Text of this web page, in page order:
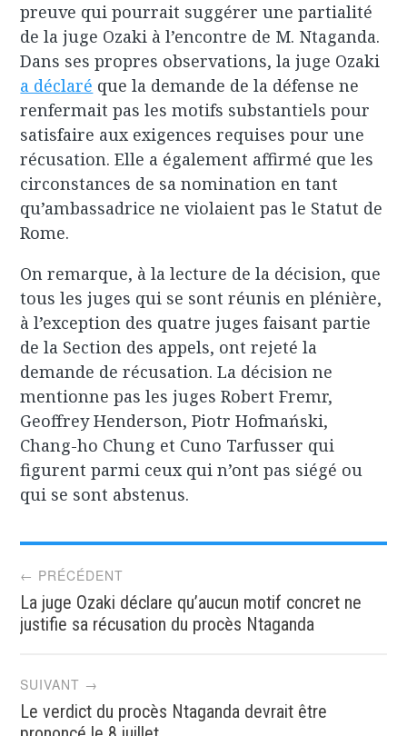
preuve qui pourrait suggérer une partialité
de la juge Ozaki à l’encontre de M. Ntaganda.
Dans ses propres observations, la juge Ozaki
a déclaré que la demande de la défense ne
renfermait pas les motifs substantiels pour
satisfaire aux exigences requises pour une
récusation. Elle a également affirmé que les
circonstances de sa nomination en tant
qu’ambassadrice ne violaient pas le Statut de
Rome.
On remarque, à la lecture de la décision, que
tous les juges qui se sont réunis en plénière,
à l’exception des quatre juges faisant partie
de la Section des appels, ont rejeté la
demande de récusation. La décision ne
mentionne pas les juges Robert Fremr,
Geoffrey Henderson, Piotr Hofmański,
Chang-ho Chung et Cuno Tarfusser qui
figurent parmi ceux qui n’ont pas siégé ou
qui se sont abstenus.
Post
navigation
← PRÉCÉDENT
La juge Ozaki déclare qu’aucun motif concret ne
justifie sa récusation du procès Ntaganda
SUIVANT →
Le verdict du procès Ntaganda devrait être